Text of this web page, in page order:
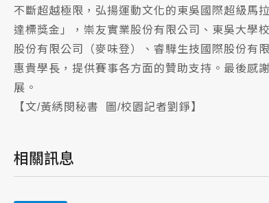
不斷超越極限，弘揚運動文化的東吳國際超級馬
達標獎金」，崇友實業股份有限公司、東吳大學
股份有限公司（麥味登）、睿驊生技國際股份有
惠貴學長，提供賽事各方面的贊助支持。最後感
展。
【文/黃綉閔秘書 圖/校園記者劉錚】
相關訊息